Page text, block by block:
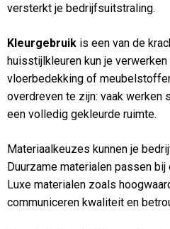
versterkt je bedrijfsuitstraling.
Kleurgebruik is een van de
huisstijlkleuren kun je verwerken
vloerbedekking of
overdreven te zijn: vaak werken
een volledig gekleurde ruimte.
Materiaalkeuzes kunnen je
Duurzame materialen passen
Luxe materialen zoals
communiceren kwaliteit en